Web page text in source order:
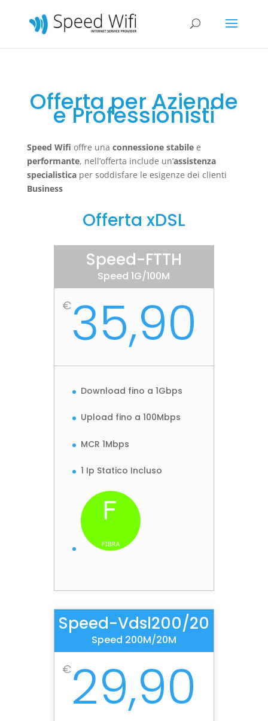
Offerta per Aziende
e Professionisti
Speed Wifi offre una connessione stabilee
performante, nell’offerta include un’assistenza
specialisticaper soddisfare le esigenze dei clienti
Business
Offerta xDSL
Speed-FTTH
Speed 1G/100M
€35,90
Download fino a 1Gbps
Upload fino a 100Mbps
MCR 1Mbps
1 Ip Statico Incluso
Speed-Vdsl200/20
Speed 200M/20M
€29,90